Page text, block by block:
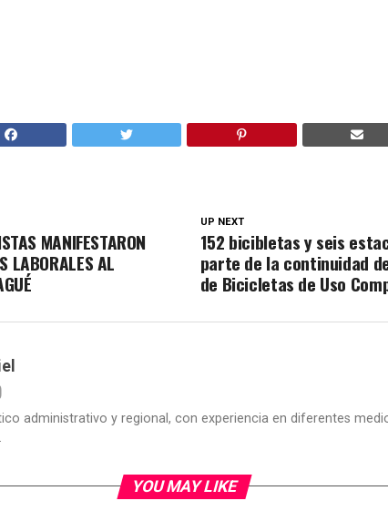
UP NEXT
152 bicibletas y seis
parte de la continuidad
de Bicicletas de Uso
MANIFESTARON
LABORALES AL
administrativo y regional, con experiencia en diferentes
YOU MAY LIKE